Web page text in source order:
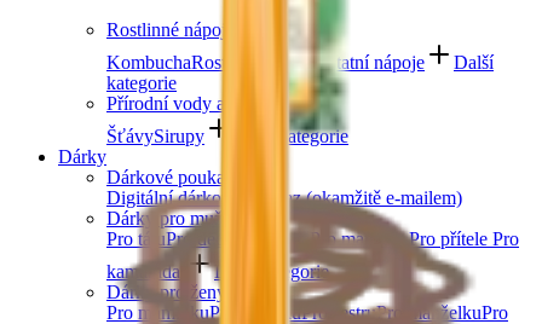
Rostlinné nápoje
KombuchaRostlinná mléka Ostatní nápoje
Další
kategorie
Přírodní vody a šťávy
ŠťávySirupy
Další kategorie
Dárky
Dárkové poukazy
Digitální dárkový poukaz (okamžitě e-mailem)
Dárky pro muže
Pro tátuPro dědu Pro manželaPro přítele Pro
kamaráda
Další kategorie
Dárky pro ženy
Pro maminkuPro babičkuPro sestruPro manželkuPro